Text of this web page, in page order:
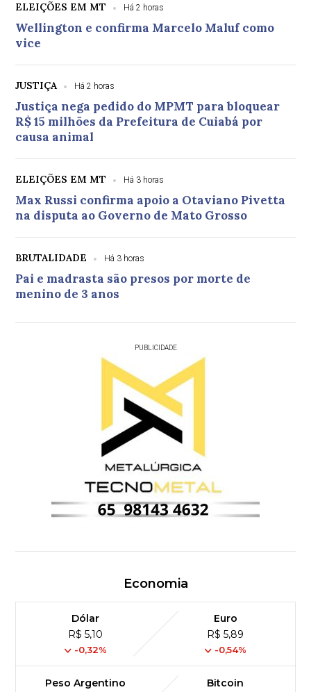
ELEIÇÕES EM MT Há 2 horas
Wellington e confirma Marcelo Maluf como
vice
JUSTIÇA Há 2 horas
Justiça nega pedido do MPMT para bloquear
R$ 15 milhões da Prefeitura de Cuiabá por
causa animal
ELEIÇÕES EM MT Há 3 horas
Max Russi confirma apoio a Otaviano Pivetta
na disputa ao Governo de Mato Grosso
BRUTALIDADE Há 3 horas
Pai e madrasta são presos por morte de
menino de 3 anos
PUBLICIDADE
Economia
Dólar
R$ 5,10
-0,32%
Euro
R$ 5,89
-0,54%
Peso Argentino
Bitcoin